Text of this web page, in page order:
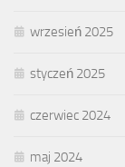
wrzesień 2025
styczeń 2025
czerwiec 2024
maj 2024